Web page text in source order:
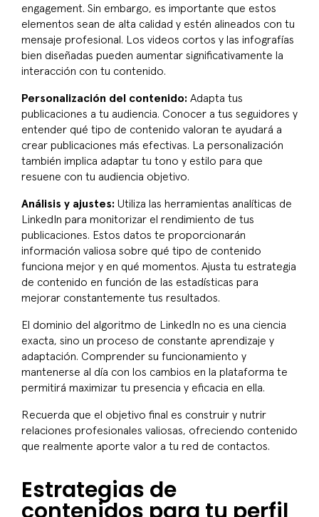
engagement. Sin embargo, es importante que estos
elementos sean de alta calidad y estén alineados con tu
mensaje profesional. Los videos cortos y las infografías
bien diseñadas pueden aumentar significativamente la
interacción con tu contenido.
Personalización del contenido: Adapta tus
publicaciones a tu audiencia. Conocer a tus seguidores y
entender qué tipo de contenido valoran te ayudará a
crear publicaciones más efectivas. La personalización
también implica adaptar tu tono y estilo para que
resuene con tu audiencia objetivo.
Análisis y ajustes: Utiliza las herramientas analíticas de
LinkedIn para monitorizar el rendimiento de tus
publicaciones. Estos datos te proporcionarán
información valiosa sobre qué tipo de contenido
funciona mejor y en qué momentos. Ajusta tu estrategia
de contenido en función de las estadísticas para
mejorar constantemente tus resultados.
El dominio del algoritmo de LinkedIn no es una ciencia
exacta, sino un proceso de constante aprendizaje y
adaptación. Comprender su funcionamiento y
mantenerse al día con los cambios en la plataforma te
permitirá maximizar tu presencia y eficacia en ella.
Recuerda que el objetivo final es construir y nutrir
relaciones profesionales valiosas, ofreciendo contenido
que realmente aporte valor a tu red de contactos.
Estrategias de